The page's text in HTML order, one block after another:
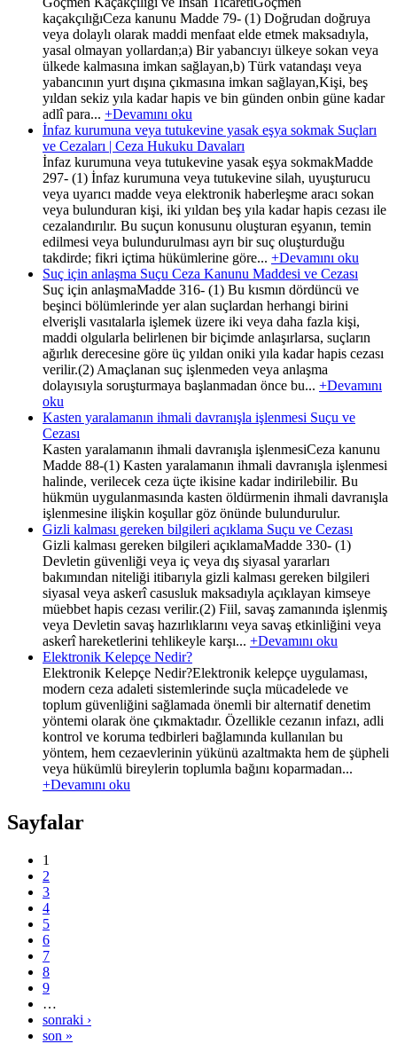
kaçakçılığıCeza kanunu Madde 79- (1) Doğrudan doğruya
veya dolaylı olarak maddi menfaat elde etmek maksadıyla,
yasal olmayan yollardan;a) Bir yabancıyı ülkeye sokan veya
ülkede kalmasına imkan sağlayan,b) Türk vatandaşı veya
yabancının yurt dışına çıkmasına imkan sağlayan,Kişi, beş
yıldan sekiz yıla kadar hapis ve bin günden onbin güne kadar
adlî para... +Devamını oku
İnfaz kurumuna veya tutukevine yasak eşya sokmak Suçları
ve Cezaları | Ceza Hukuku Davaları
İnfaz kurumuna veya tutukevine yasak eşya sokmakMadde
297- (1) İnfaz kurumuna veya tutukevine silah, uyuşturucu
veya uyarıcı madde veya elektronik haberleşme aracı sokan
veya bulunduran kişi, iki yıldan beş yıla kadar hapis cezası ile
cezalandırılır. Bu suçun konusunu oluşturan eşyanın, temin
edilmesi veya bulundurulması ayrı bir suç oluşturduğu
takdirde; fikri içtima hükümlerine göre... +Devamını oku
Suç için anlaşma Suçu Ceza Kanunu Maddesi ve Cezası
Suç için anlaşmaMadde 316- (1) Bu kısmın dördüncü ve
beşinci bölümlerinde yer alan suçlardan herhangi birini
elverişli vasıtalarla işlemek üzere iki veya daha fazla kişi,
maddi olgularla belirlenen bir biçimde anlaşırlarsa, suçların
ağırlık derecesine göre üç yıldan oniki yıla kadar hapis cezası
verilir.(2) Amaçlanan suç işlenmeden veya anlaşma
dolayısıyla soruşturmaya başlanmadan önce bu... +Devamını
oku
Kasten yaralamanın ihmali davranışla işlenmesi Suçu ve
Cezası
Kasten yaralamanın ihmali davranışla işlenmesiCeza kanunu
Madde 88-(1) Kasten yaralamanın ihmali davranışla işlenmesi
halinde, verilecek ceza üçte ikisine kadar indirilebilir. Bu
hükmün uygulanmasında kasten öldürmenin ihmali davranışla
işlenmesine ilişkin koşullar göz önünde bulundurulur.
Gizli kalması gereken bilgileri açıklama Suçu ve Cezası
Gizli kalması gereken bilgileri açıklamaMadde 330- (1)
Devletin güvenliği veya iç veya dış siyasal yararları
bakımından niteliği itibarıyla gizli kalması gereken bilgileri
siyasal veya askerî casusluk maksadıyla açıklayan kimseye
müebbet hapis cezası verilir.(2) Fiil, savaş zamanında işlenmiş
veya Devletin savaş hazırlıklarını veya savaş etkinliğini veya
askerî hareketlerini tehlikeyle karşı... +Devamını oku
Elektronik Kelepçe Nedir?
Elektronik Kelepçe Nedir?Elektronik kelepçe uygulaması,
modern ceza adaleti sistemlerinde suçla mücadelede ve
toplum güvenliğini sağlamada önemli bir alternatif denetim
yöntemi olarak öne çıkmaktadır. Özellikle cezanın infazı, adli
kontrol ve koruma tedbirleri bağlamında kullanılan bu
yöntem, hem cezaevlerinin yükünü azaltmakta hem de şüpheli
veya hükümlü bireylerin toplumla bağını koparmadan...
+Devamını oku
Sayfalar
1
2
3
4
5
6
7
8
9
…
sonraki ›
son »